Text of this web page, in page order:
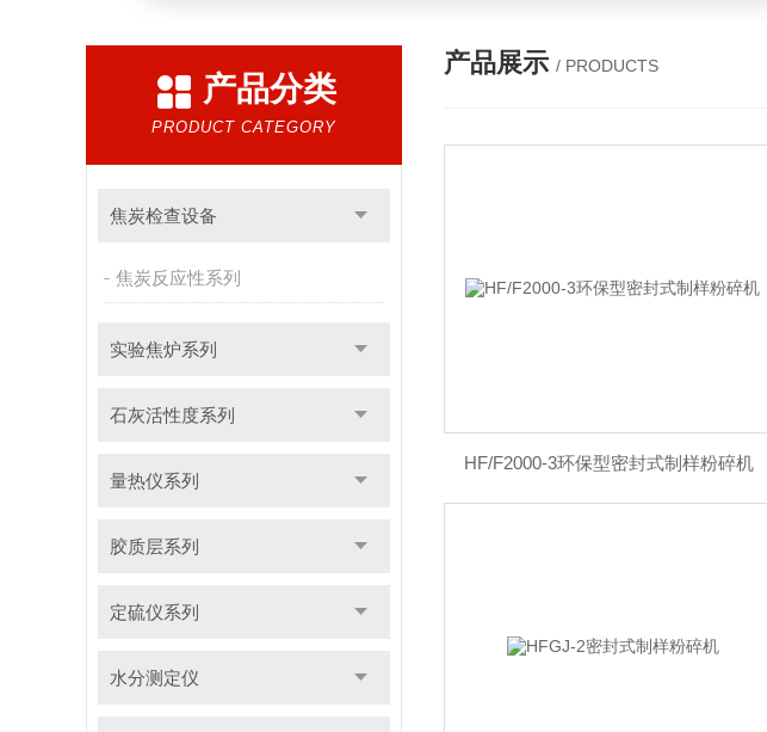
产品分类
PRODUCT CATEGORY
焦炭检查设备
焦炭反应性系列
实验焦炉系列
石灰活性度系列
量热仪系列
胶质层系列
定硫仪系列
水分测定仪
产品展示 / PRODUCTS
HF/F2000-3环保型密封式制样粉碎机